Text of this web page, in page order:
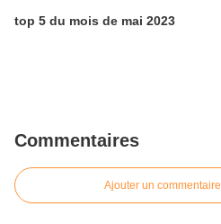
top 5 du mois de mai 2023
Commentaires
Ajouter un commentaire